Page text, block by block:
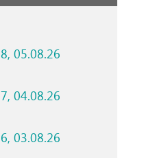
05.08.26
04.08.26
03.08.26